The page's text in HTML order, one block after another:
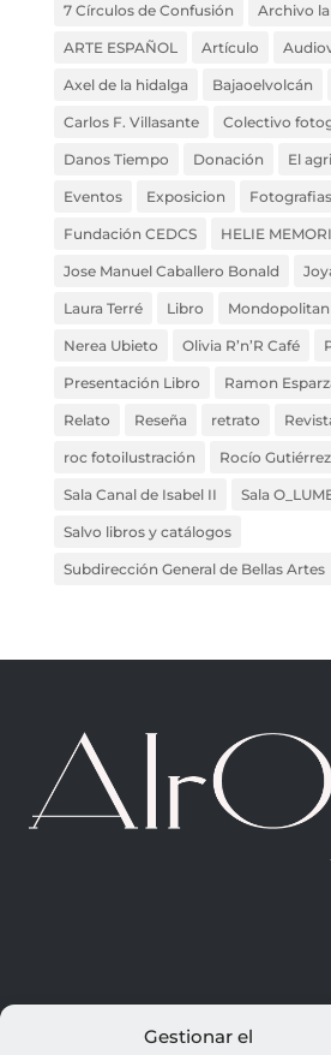
Gestionar el
7 Círculos de Confusión Archivo
ARTE ESPAÑOL Artículo
Axel de la hidalga Bajaoelvolcán
Carlos F. Villasante Colectivo
Danos Tiempo Donación El
Eventos Exposicion Fotografias
Fundación CEDCS HELIE
Jose Manuel Caballero Bonald
Laura Terré Libro Mondopolitan
Nerea Ubieto Olivia R’n’R Café
Presentación Libro Ramon
Relato Reseña retrato
roc fotoilustración Rocío Gutiérrez
Sala Canal de Isabel II Sala
Salvo libros y catálogos
Subdirección General de Bellas Artes